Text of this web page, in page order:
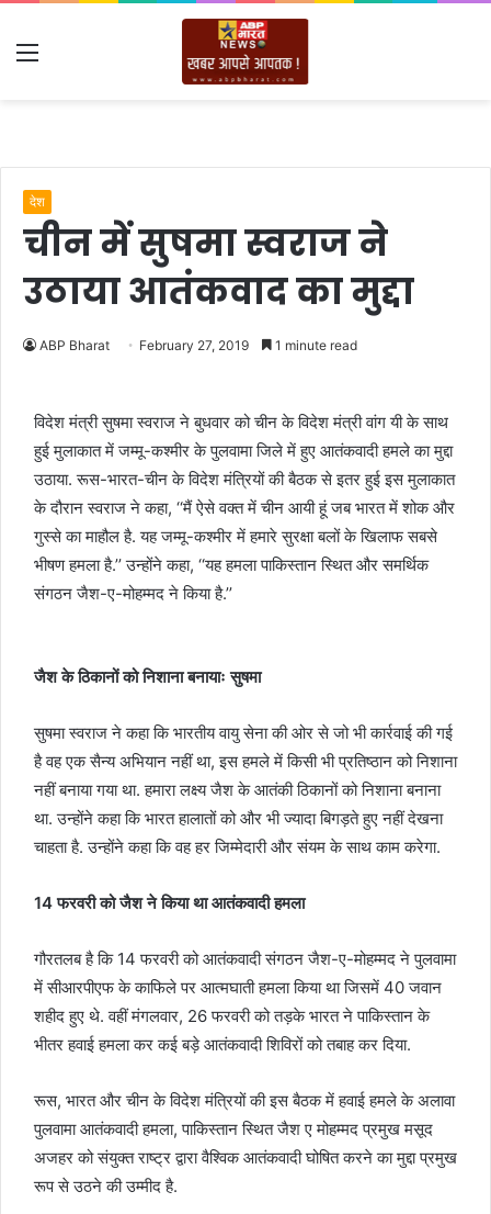
Menu
देश
चीन में सुषमा स्वराज ने
उठाया आतंकवाद का मुद्दा
ABP Bharat February 27, 2019 1 minute read
विदेश मंत्री सुषमा स्वराज ने बुधवार को चीन के विदेश मंत्री वांग यी के साथ
हुई मुलाकात में जम्मू-कश्मीर के पुलवामा जिले में हुए आतंकवादी हमले का मुद्दा
उठाया. रूस-भारत-चीन के विदेश मंत्रियों की बैठक से इतर हुई इस मुलाकात
के दौरान स्वराज ने कहा, ‘‘मैं ऐसे वक्त में चीन आयी हूं जब भारत में शोक और
गुस्से का माहौल है. यह जम्मू-कश्मीर में हमारे सुरक्षा बलों के खिलाफ सबसे
भीषण हमला है.’’ उन्होंने कहा, ‘‘यह हमला पाकिस्तान स्थित और समर्थिक
संगठन जैश-ए-मोहम्मद ने किया है.’’
जैश के ठिकानों को निशाना बनायाः सुषमा
सुषमा स्वराज ने कहा कि भारतीय वायु सेना की ओर से जो भी कार्रवाई की गई
है वह एक सैन्य अभियान नहीं था, इस हमले में किसी भी प्रतिष्ठान को निशाना
नहीं बनाया गया था. हमारा लक्ष्य जैश के आतंकी ठिकानों को निशाना बनाना
था. उन्होंने कहा कि भारत हालातों को और भी ज्यादा बिगड़ते हुए नहीं देखना
चाहता है. उन्होंने कहा कि वह हर जिम्मेदारी और संयम के साथ काम करेगा.
14 फरवरी को जैश ने किया था आतंकवादी हमला
गौरतलब है कि 14 फरवरी को आतंकवादी संगठन जैश-ए-मोहम्मद ने पुलवामा
में सीआरपीएफ के काफिले पर आत्मघाती हमला किया था जिसमें 40 जवान
शहीद हुए थे. वहीं मंगलवार, 26 फरवरी को तड़के भारत ने पाकिस्तान के
भीतर हवाई हमला कर कई बड़े आतंकवादी शिविरों को तबाह कर दिया.
रूस, भारत और चीन के विदेश मंत्रियों की इस बैठक में हवाई हमले के अलावा
पुलवामा आतंकवादी हमला, पाकिस्तान स्थित जैश ए मोहम्मद प्रमुख मसूद
अजहर को संयुक्त राष्ट्र द्वारा वैश्विक आतंकवादी घोषित करने का मुद्दा प्रमुख
रूप से उठने की उम्मीद है.